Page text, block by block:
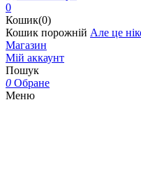
0
Кошик(0)
Кошик порожній Але це
Магазин
Мій аккаунт
Пошук
0 Обране
Меню